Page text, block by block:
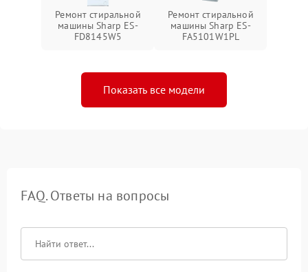
Ремонт стиральной
машины Sharp ES-
FD8145W5
Ремонт стиральной
машины Sharp ES-
FA5101W1PL
Показать все модели
FAQ. Ответы на вопросы